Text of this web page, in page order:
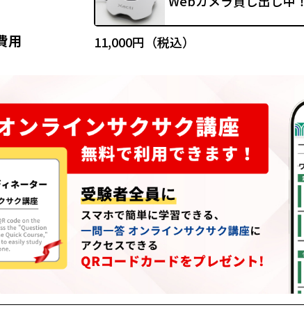
用 11,000円（税込）